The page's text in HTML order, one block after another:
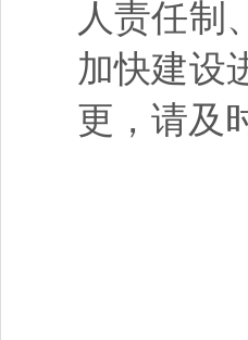
人责任制
加快建设
更，请及